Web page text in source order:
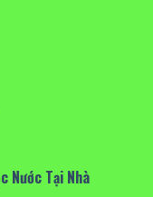
Nước Tại Nhà